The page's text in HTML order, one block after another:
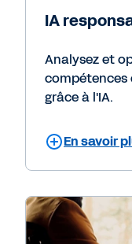
IA
Analysez et
compétences
grâce à l'IA.
En savoir